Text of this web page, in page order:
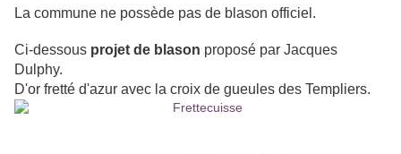
La commune ne possède pas de blason officiel.
Ci-dessous projet de blason proposé par Jacques
Dulphy.
D'or fretté d'azur avec la croix de gueules des Templiers.